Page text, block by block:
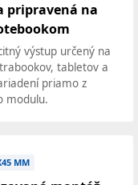
pripravená na
výstup určený na
tabletov a
priamo z
modulu.
MM